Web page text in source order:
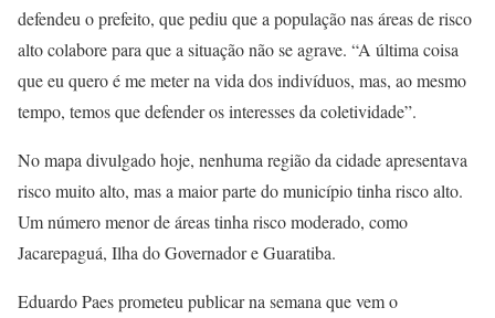
defendeu o prefeito, que pediu que a população nas áreas de risco
alto colabore para que a situação não se agrave. “A última coisa
que eu quero é me meter na vida dos indivíduos, mas, ao mesmo
tempo, temos que defender os interesses da coletividade”.
No mapa divulgado hoje, nenhuma região da cidade apresentava
risco muito alto, mas a maior parte do município tinha risco alto.
Um número menor de áreas tinha risco moderado, como
Jacarepaguá, Ilha do Governador e Guaratiba.
Eduardo Paes prometeu publicar na semana que vem o